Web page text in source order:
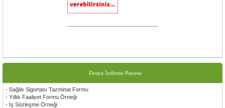
Dosya İndirme Panosu
- Sağlık Sigortası Tazminat Formu
- Yıllık Faaliyet Formu Örneği
- İş Sözleşme Örneği